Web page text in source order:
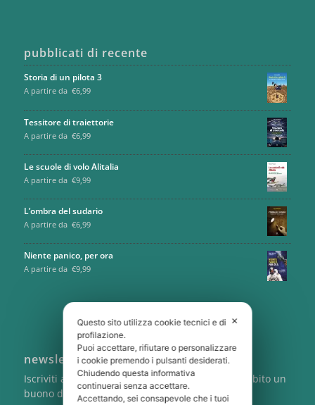
pubblicati di recente
Storia di un pilota 3
A partire da €6,99
Tessitore di traiettorie
A partire da €6,99
Le scuole di volo Alitalia
A partire da €9,99
L’ombra del sudario
A partire da €6,99
Niente panico, per ora
A partire da €9,99
newsletter
Iscriviti alla newsletter di Cartabianca e ricevi subito un
buono del 5% sul tuo primo ordine
✕
Questo sito utilizza cookie tecnici e di
profilazione.
Puoi accettare, rifiutare o personalizzare
i cookie premendo i pulsanti desiderati.
Chiudendo questa informativa
continuerai senza accettare.
Accettando, sei consapevole che i tuoi